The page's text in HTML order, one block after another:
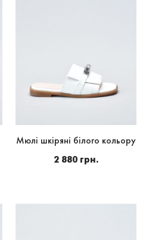
Мюлі шкіряні білого кольору
2 880 грн.